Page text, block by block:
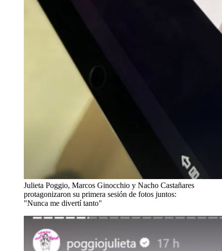
Julieta Poggio, Marcos Ginocchio y Nacho Castañares
protagonizaron su primera sesión de fotos juntos:
"Nunca me divertí tanto"